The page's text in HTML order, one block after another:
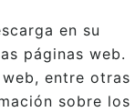
en su
páginas web.
entre otras
sobre los